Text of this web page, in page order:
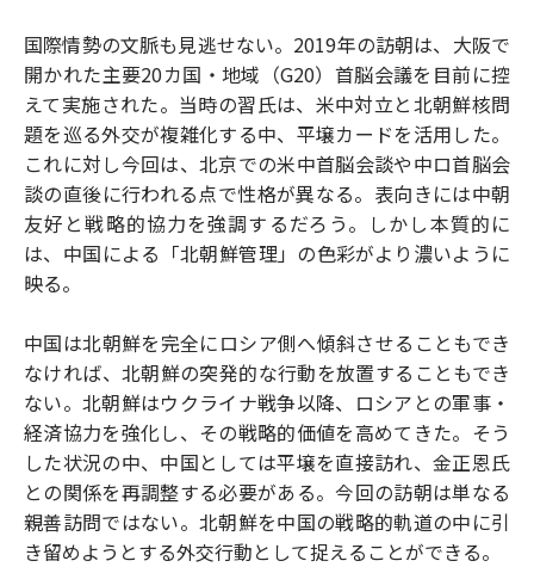
国際情勢の文脈も見逃せない。2019年の訪朝は、大阪で
開かれた主要20カ国・地域（G20）首脳会議を目前に控
えて実施された。当時の習氏は、米中対立と北朝鮮核問
題を巡る外交が複雑化する中、平壌カードを活用した。
これに対し今回は、北京での米中首脳会談や中ロ首脳会
談の直後に行われる点で性格が異なる。表向きには中朝
友好と戦略的協力を強調するだろう。しかし本質的に
は、中国による「北朝鮮管理」の色彩がより濃いように
映る。
中国は北朝鮮を完全にロシア側へ傾斜させることもでき
なければ、北朝鮮の突発的な行動を放置することもでき
ない。北朝鮮はウクライナ戦争以降、ロシアとの軍事・
経済協力を強化し、その戦略的価値を高めてきた。そう
した状況の中、中国としては平壌を直接訪れ、金正恩氏
との関係を再調整する必要がある。今回の訪朝は単なる
親善訪問ではない。北朝鮮を中国の戦略的軌道の中に引
き留めようとする外交行動として捉えることができる。